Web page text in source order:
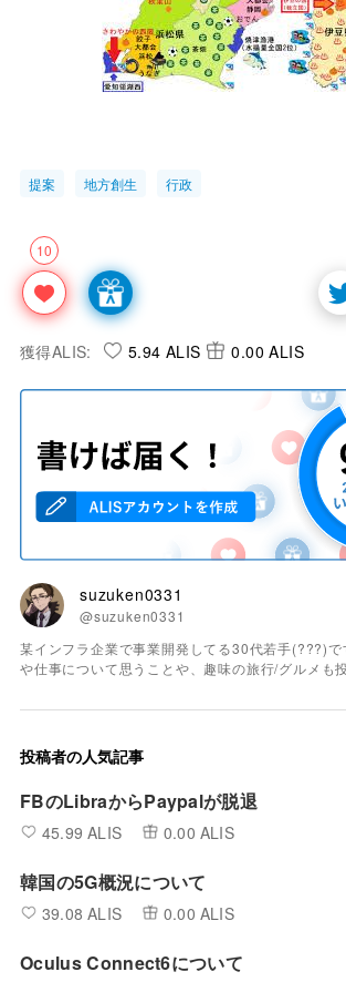
提案 地方創生 行政
10
獲得ALIS: 5.94 ALIS 0.00 ALIS
suzuken0331
@suzuken0331
某インフラ企業で事業開発してる30代若手(???)で
や仕事について思うことや、趣味の旅行/グルメも
投稿者の人気記事
FBのLibraからPaypalが脱退
45.99 ALIS 0.00 ALIS
韓国の5G概況について
39.08 ALIS 0.00 ALIS
Oculus Connect6について